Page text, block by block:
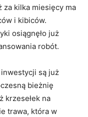
kilka miesięcy ma
i kibiców.
osiągnęło już
robót.
są już
bieżnię
krzesełek na
trawa, która w